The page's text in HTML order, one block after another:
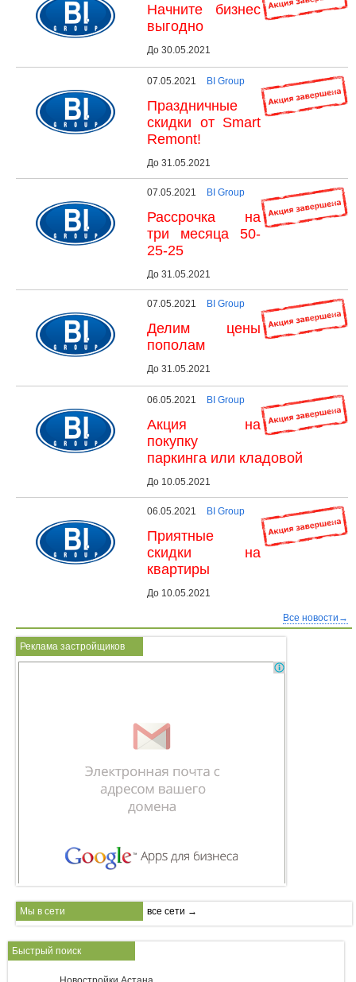
Начните бизнес
выгодно
До 30.05.2021
07.05.2021 BI Group
Праздничные
скидки от Smart
Remont!
До 31.05.2021
07.05.2021 BI Group
Рассрочка на
три месяца 50-
25-25
До 31.05.2021
07.05.2021 BI Group
Делим цены
пополам
До 31.05.2021
06.05.2021 BI Group
Акция на
покупку
паркинга или кладовой
До 10.05.2021
06.05.2021 BI Group
Приятные
скидки на
квартиры
До 10.05.2021
Все новости→
Реклама застройщиков
Мы в сети все сети →
Быстрый поиск